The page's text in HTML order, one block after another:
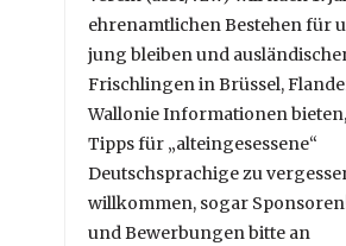
ehrenamtlichen Bestehen für
jung bleiben und
Frischlingen in Brüssel,
Wallonie Informationen
Tipps für „alteingesessene“
Deutschsprachige zu
willkommen, sogar
und Bewerbungen bitte an